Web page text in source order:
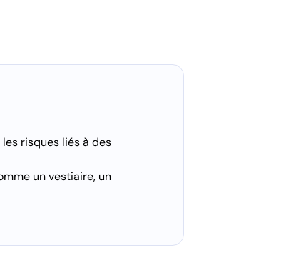
risques liés à des
un vestiaire, un